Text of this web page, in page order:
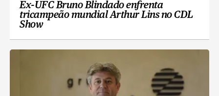
Ex-UFC Bruno Blindado enfrenta
tricampeão mundial Arthur Lins no CDL
Show